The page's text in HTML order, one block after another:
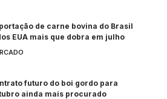
de carne bovina do Brasil
EUA mais que dobra em julho
futuro do boi gordo para
ainda mais procurado